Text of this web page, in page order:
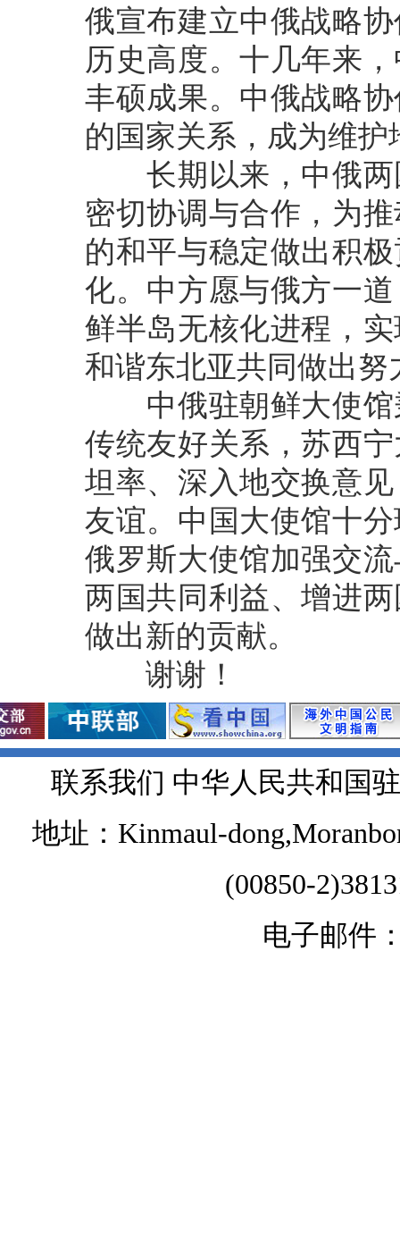
俄宣布建立中俄战略
历史高度。十几年来
丰硕成果。中俄战略
的国家关系，成为维
长期以来，中俄两
密切协调与合作，为
的和平与稳定做出积
化。中方愿与俄方一
鲜半岛无核化进程，
和谐东北亚共同做出努
中俄驻朝鲜大使馆
传统友好关系，苏西
坦率、深入地交换意
友谊。中国大使馆十
俄罗斯大使馆加强交
两国共同利益、增进
做出新的贡献。
谢谢！
联系我们 中华人民共和国
地址：Kinmaul-
(00850-
电子邮件